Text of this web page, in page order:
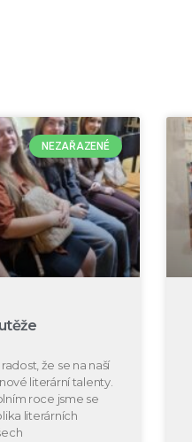
NEZAŘAZENÉ
že se na naší
literární talenty.
roce jsme se
literárních